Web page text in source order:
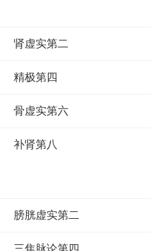
肾虚实第二
精极第四
骨虚实第六
补肾第八
膀胱虚实第二